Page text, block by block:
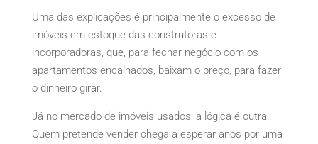
Uma das explicações é principalmente o excesso de
imóveis em estoque das construtoras e
incorporadoras, que, para fechar negócio com os
apartamentos encalhados, baixam o preço, para fazer
o dinheiro girar.
Já no mercado de imóveis usados, a lógica é outra.
Quem pretende vender chega a esperar anos por uma